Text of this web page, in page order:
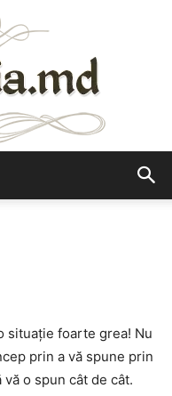
situaţie foarte grea! Nu
prin a vă spune prin
o spun cât de cât.